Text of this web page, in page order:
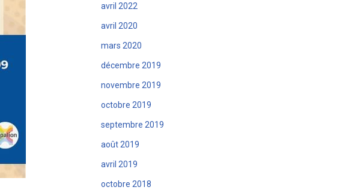
avril 2022
avril 2020
mars 2020
décembre 2019
novembre 2019
octobre 2019
septembre 2019
août 2019
avril 2019
octobre 2018